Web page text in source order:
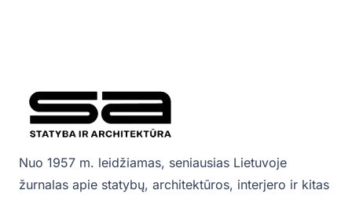
Nuo 1957 m. leidžiamas, seniausias Lietuvoje
žurnalas apie statybų, architektūros, interjero ir kitas